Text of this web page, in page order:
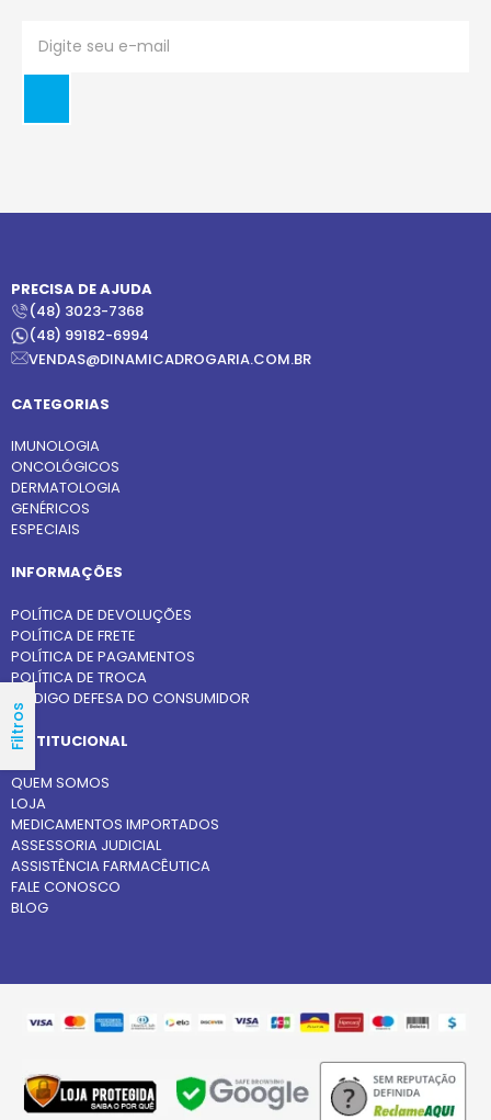
Filtros
PRECISA DE AJUDA
(48) 3023-7368
(48) 99182-6994
VENDAS@DINAMICADROGARIA.COM.BR
CATEGORIAS
IMUNOLOGIA
ONCOLÓGICOS
DERMATOLOGIA
GENÉRICOS
ESPECIAIS
INFORMAÇÕES
POLÍTICA DE DEVOLUÇÕES
POLÍTICA DE FRETE
POLÍTICA DE PAGAMENTOS
POLÍTICA DE TROCA
CÓDIGO DEFESA DO CONSUMIDOR
INSTITUCIONAL
QUEM SOMOS
LOJA
MEDICAMENTOS IMPORTADOS
ASSESSORIA JUDICIAL
ASSISTÊNCIA FARMACÊUTICA
FALE CONOSCO
BLOG